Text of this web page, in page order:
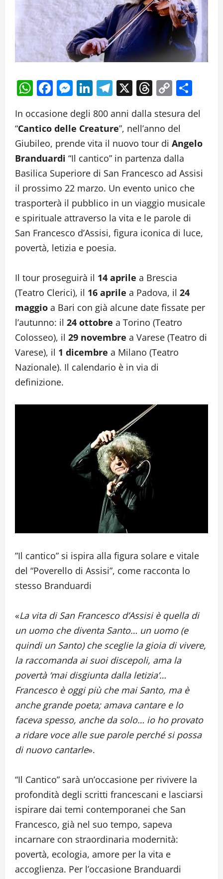
WhatsApp
Facebook
Messenger
LinkedIn
Telegram
X Threads
Copy
In occasione degli 800 anni dalla stesura del
“Cantico delle Creature”, nell’anno del
Giubileo, prende vita il nuovo tour di Angelo
Branduardi “Il cantico” in partenza dalla
Basilica Superiore di San Francesco ad Assisi
il prossimo 22 marzo. Un evento unico che
trasporterà il pubblico in un viaggio musicale
e spirituale attraverso la vita e le parole di
San Francesco d’Assisi, figura iconica di luce,
povertà, letizia e poesia.
Il tour proseguirà il 14 aprile a Brescia
(Teatro Clerici), il 16 aprile a Padova, il 24
maggio a Bari con già alcune date fissate per
l’autunno: il 24 ottobre a Torino (Teatro
Colosseo), il 29 novembre a Varese (Teatro di
Varese), il 1 dicembre a Milano (Teatro
Nazionale). Il calendario è in via di
definizione.
”Il cantico” si ispira alla figura solare e vitale
del “Poverello di Assisi”, come racconta lo
stesso Branduardi
«La vita di San Francesco d’Assisi è quella di
un uomo che diventa Santo… un uomo (e
quindi un Santo) che sceglie la gioia di vivere,
la raccomanda ai suoi discepoli, ama la
povertà ‘mai disgiunta dalla letizia’…
Francesco è oggi più che mai Santo, ma è
anche grande poeta; amava cantare e lo
faceva spesso, anche da solo… io ho provato
a ridare voce alle sue parole perché si possa
di nuovo cantarle».
“Il Cantico” sarà un’occasione per rivivere la
profondità degli scritti francescani e lasciarsi
ispirare dai temi contemporanei che San
Francesco, già nel suo tempo, sapeva
incarnare con straordinaria modernità:
povertà, ecologia, amore per la vita e
accoglienza. Per l’occasione Branduardi